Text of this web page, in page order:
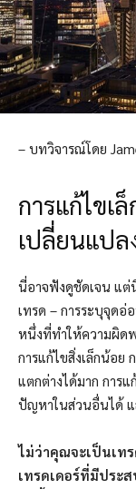
– บทวิจารณ์โดย
การแก้ไขเ
เปลี่ยนแปล
นี่อาจฟังดูชัดเจน แ
เทรด – การระบุจุดอ่
หนึ่งที่ทำให้ความผิด
การแก้ไขสิ่งเล็กน้อย
แตกต่างได้มาก การ
ปัญหาในส่วนอื่นได้ แ
ไม่ว่าคุณจะเป็นเท
เทรดเดอร์ที่มีประ